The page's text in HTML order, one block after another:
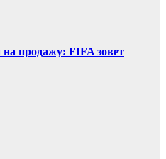
продажу: FIFA зовет